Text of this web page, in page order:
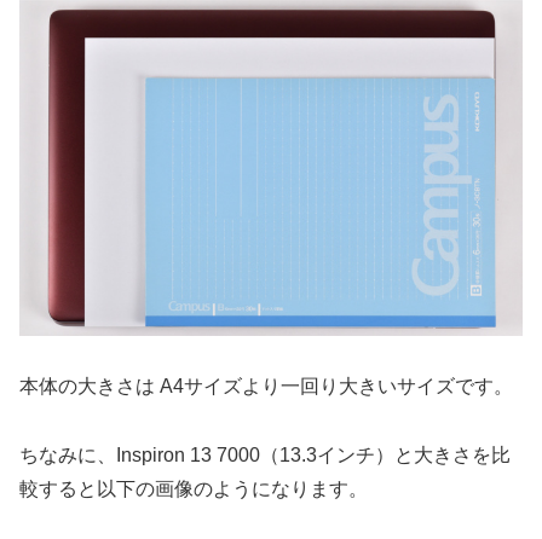
本体の大きさは A4サイズより一回り大きいサイズです。
ちなみに、Inspiron 13 7000（13.3インチ）と大きさを比
較すると以下の画像のようになります。